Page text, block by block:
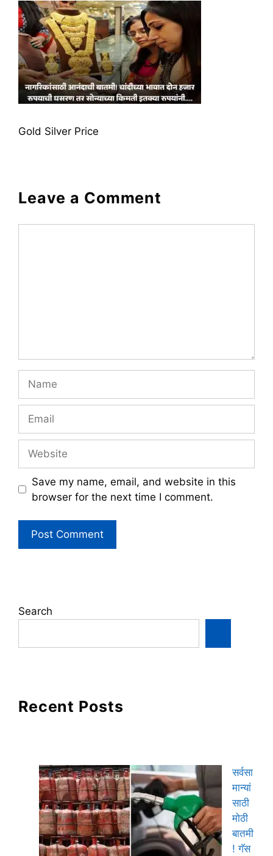
Gold Silver Price
Leave a Comment
Save my name, email, and website in this
browser for the next time I comment.
Search
Recent Posts
सर्वसा
मान्यां
साठी
मोठी
बातमी
! गॅस